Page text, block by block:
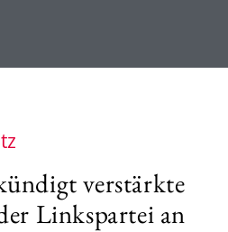
verstärkte
Linkspartei an